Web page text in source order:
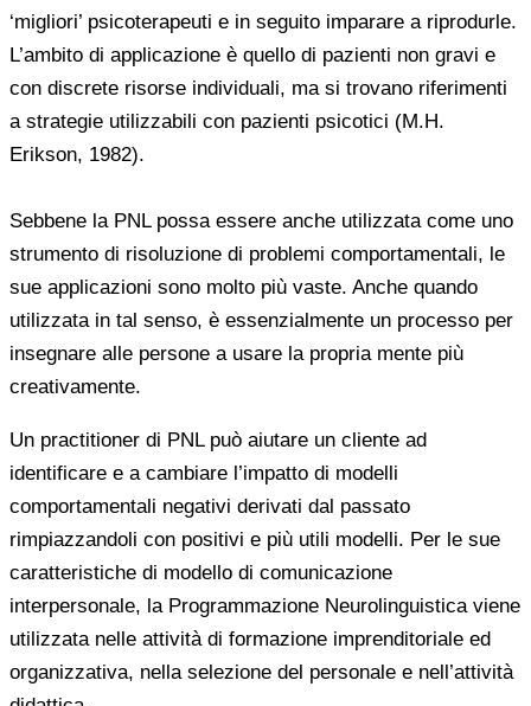
‘migliori’ psicoterapeuti e in seguito imparare a riprodurle.
L’ambito di applicazione è quello di pazienti non gravi e
con discrete risorse individuali, ma si trovano riferimenti
a strategie utilizzabili con pazienti psicotici (M.H.
Erikson, 1982).
Sebbene la PNL possa essere anche utilizzata come uno
strumento di risoluzione di problemi comportamentali, le
sue applicazioni sono molto più vaste. Anche quando
utilizzata in tal senso, è essenzialmente un processo per
insegnare alle persone a usare la propria mente più
creativamente.
Un practitioner di PNL può aiutare un cliente ad
identificare e a cambiare l’impatto di modelli
comportamentali negativi derivati dal passato
rimpiazzandoli con positivi e più utili modelli. Per le sue
caratteristiche di modello di comunicazione
interpersonale, la Programmazione Neurolinguistica viene
utilizzata nelle attività di formazione imprenditoriale ed
organizzativa, nella selezione del personale e nell’attività